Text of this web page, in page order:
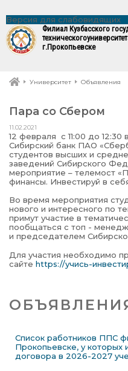
Версия для слабовидящих
Филиал Кузбасского
технического
г.Прокопьевске
Университет Объявления
Пара со Сбером
11.02.2021
12 февраля с 11:00 до 12:30
Сибирский банк ПАО
студентов высших и
заведений Сибирского
мероприятие – телемост
финансы. Инвестируй в
Во время мероприятия
нового и интересного по
примут участие в
пообщаться с топ -
и председателем
Для участия необходимо
сайте https://учись-
Список работников ППС
Прокопьевске, у которых
договора в 2026-2027